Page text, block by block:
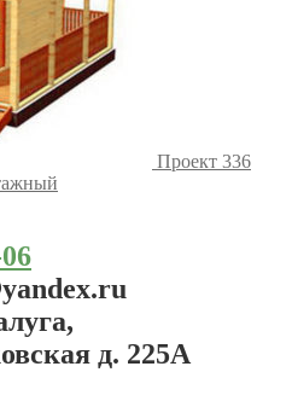
Проект 336
д. 225А